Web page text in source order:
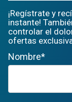
¡Regístrate y
instante!
controlar el
ofertas
Nombre*